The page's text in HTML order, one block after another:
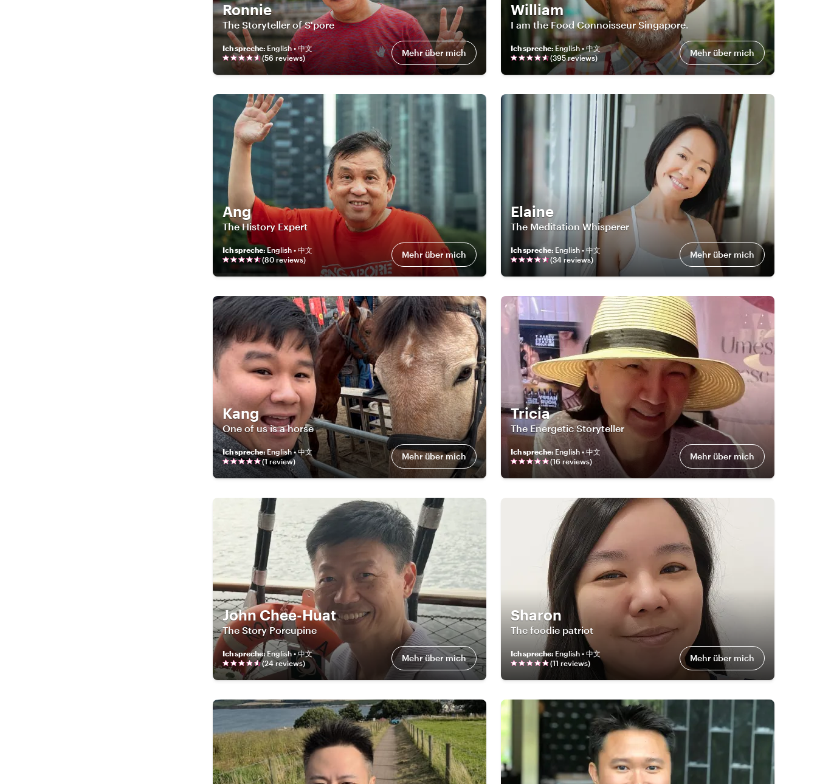
Ronnie
The Storyteller of S'pore
Ich spreche: English • 中文
(56 reviews) Mehr über mich
William
I am the Food Connoisseur Singapore.
Ich spreche: English • 中文
(395reviews) Mehr über mich
Ang
The History Expert
Ich spreche:English • 中文
(80 reviews) Mehr über mich
Elaine
The Meditation Whisperer
Ich spreche: English • 中文
(34 reviews) Mehr über mich
Kang
One of us is a horse
Ich spreche:English • 中文
(1review) Mehr über mich
Tricia
The Energetic Storyteller
Ich spreche: English • 中文
(16 reviews) Mehr über mich
John Chee-Huat
The Story Porcupine
Ich spreche:English • 中文
(24 reviews) Mehr über mich
Sharon
The foodie patriot
Ich spreche: English • 中文
(11 reviews) Mehr über mich